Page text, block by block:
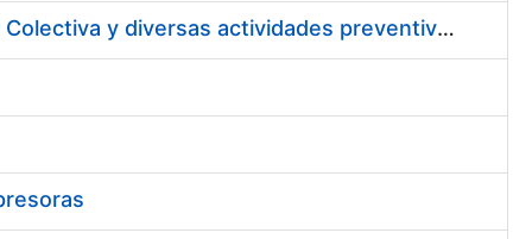
Contratación de los Servicios de Vigilancia de la Salud Individual y Colectiva y diversas actividades preventivas y sanitarias